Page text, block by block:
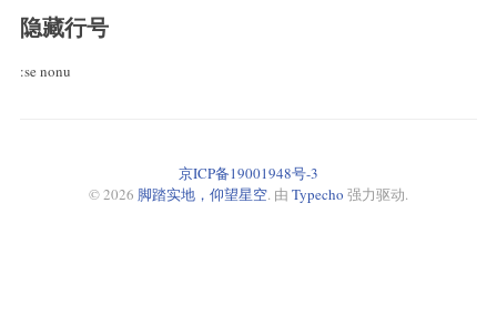
隐藏行号
:se nonu
京ICP备19001948号-3
© 2026 脚踏实地，仰望星空. 由 Typecho 强力驱动.